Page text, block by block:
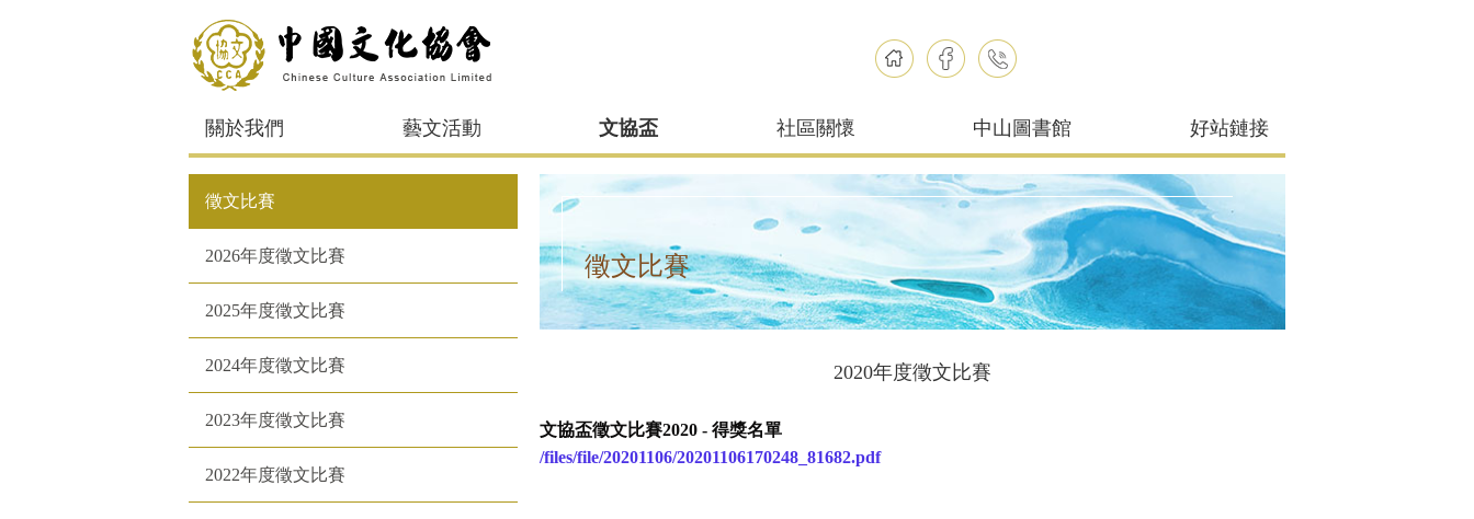
關於我們 藝文活動 文協盃 社區關懷 中山圖書館 好站鏈接
徵文比賽
2026年度徵文比賽
2025年度徵文比賽
2024年度徵文比賽
2023年度徵文比賽
2022年度徵文比賽
徵文比賽
2020年度徵文比賽
文協盃徵文比賽2020 - 得獎名單
/files/file/20201106/20201106170248_81682.pdf